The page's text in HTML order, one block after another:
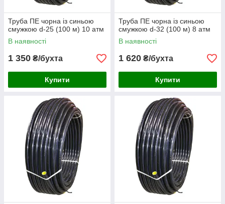
Труба ПЕ чорна із синьою
смужкою d-25 (100 м) 10 атм
В наявності
1 350 ₴/бухта
Купити
Труба ПЕ чорна із синьою
смужкою d-32 (100 м) 8 атм
В наявності
1 620 ₴/бухта
Купити